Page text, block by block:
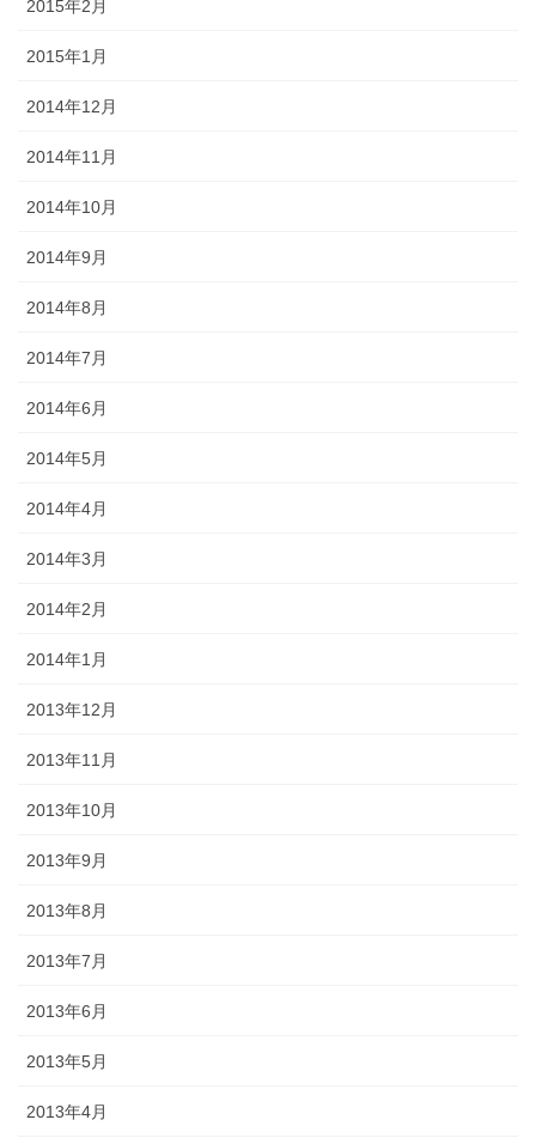
2015年2月
2015年1月
2014年12月
2014年11月
2014年10月
2014年9月
2014年8月
2014年7月
2014年6月
2014年5月
2014年4月
2014年3月
2014年2月
2014年1月
2013年12月
2013年11月
2013年10月
2013年9月
2013年8月
2013年7月
2013年6月
2013年5月
2013年4月